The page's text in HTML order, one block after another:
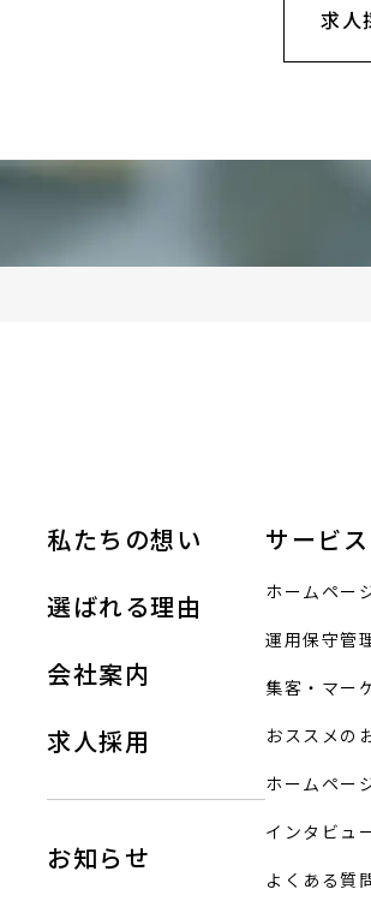
求人
私たちの想い
選ばれる理由
会社案内
求人採用
お知らせ
サービス
ホームペー
運用保守管
集客・マー
おススメの
ホームペー
インタビュ
よくある質